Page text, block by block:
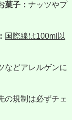
菓子： ナッツやプ
国際線は100ml以
などアレルゲンに
の規制は必ずチェ